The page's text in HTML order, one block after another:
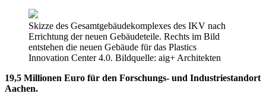
Skizze des Gesamtgebäudekomplexes des IKV nach
Errichtung der neuen Gebäudeteile. Rechts im Bild
entstehen die neuen Gebäude für das Plastics
Innovation Center 4.0. Bildquelle: aig+ Architekten
19,5 Millionen Euro für den Forschungs- und Industriestandort
Aachen.